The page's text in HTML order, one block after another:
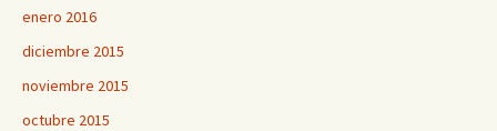
enero 2016
diciembre 2015
noviembre 2015
octubre 2015